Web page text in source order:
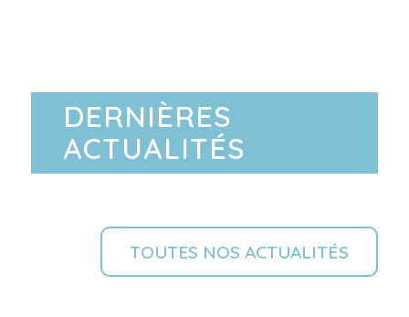
DERNIÈRES
ACTUALITÉS
TOUTES NOS ACTUALITÉS